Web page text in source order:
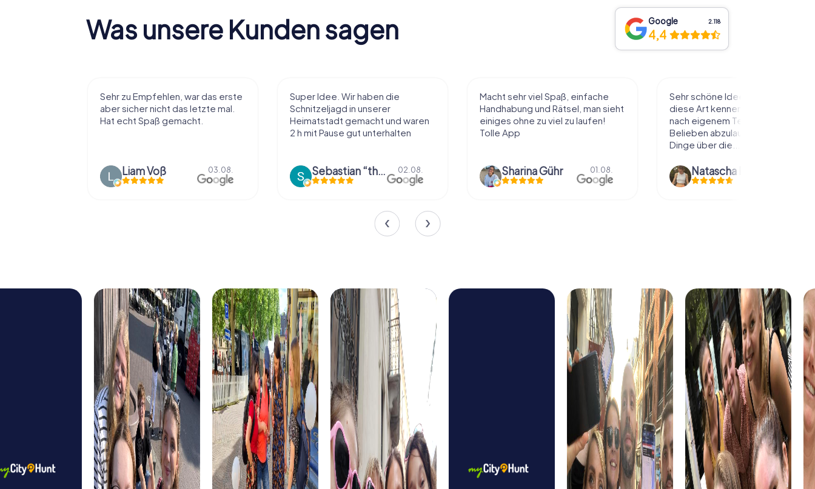
Was unsere Kunden sagen Google 2.118
4,4
Sehr zu Empfehlen, war das erste
aber sicher nicht das letzte mal.
Hat echt Spaß gemacht.
Liam Voß 03.08.
Super Idee. Wir haben die
Schnitzeljagd in unserer
Heimatstadt gemacht und waren
2 h mit Pause gut unterhalten
Sebastian “the sleeping Boxer Dog” Röhner 02.08.
Macht sehr viel Spaß, einfache
Handhabung und Rätsel, man sieht
einiges ohne zu viel zu laufen!
Tolle App
Sharina Gühr 01.08.
Sehr schöne Idee die Stadt auf
diese Art kennenzulernen. Alles
nach eigenem Tempo und
Belieben abzulaufen und dabei
Dinge über die...